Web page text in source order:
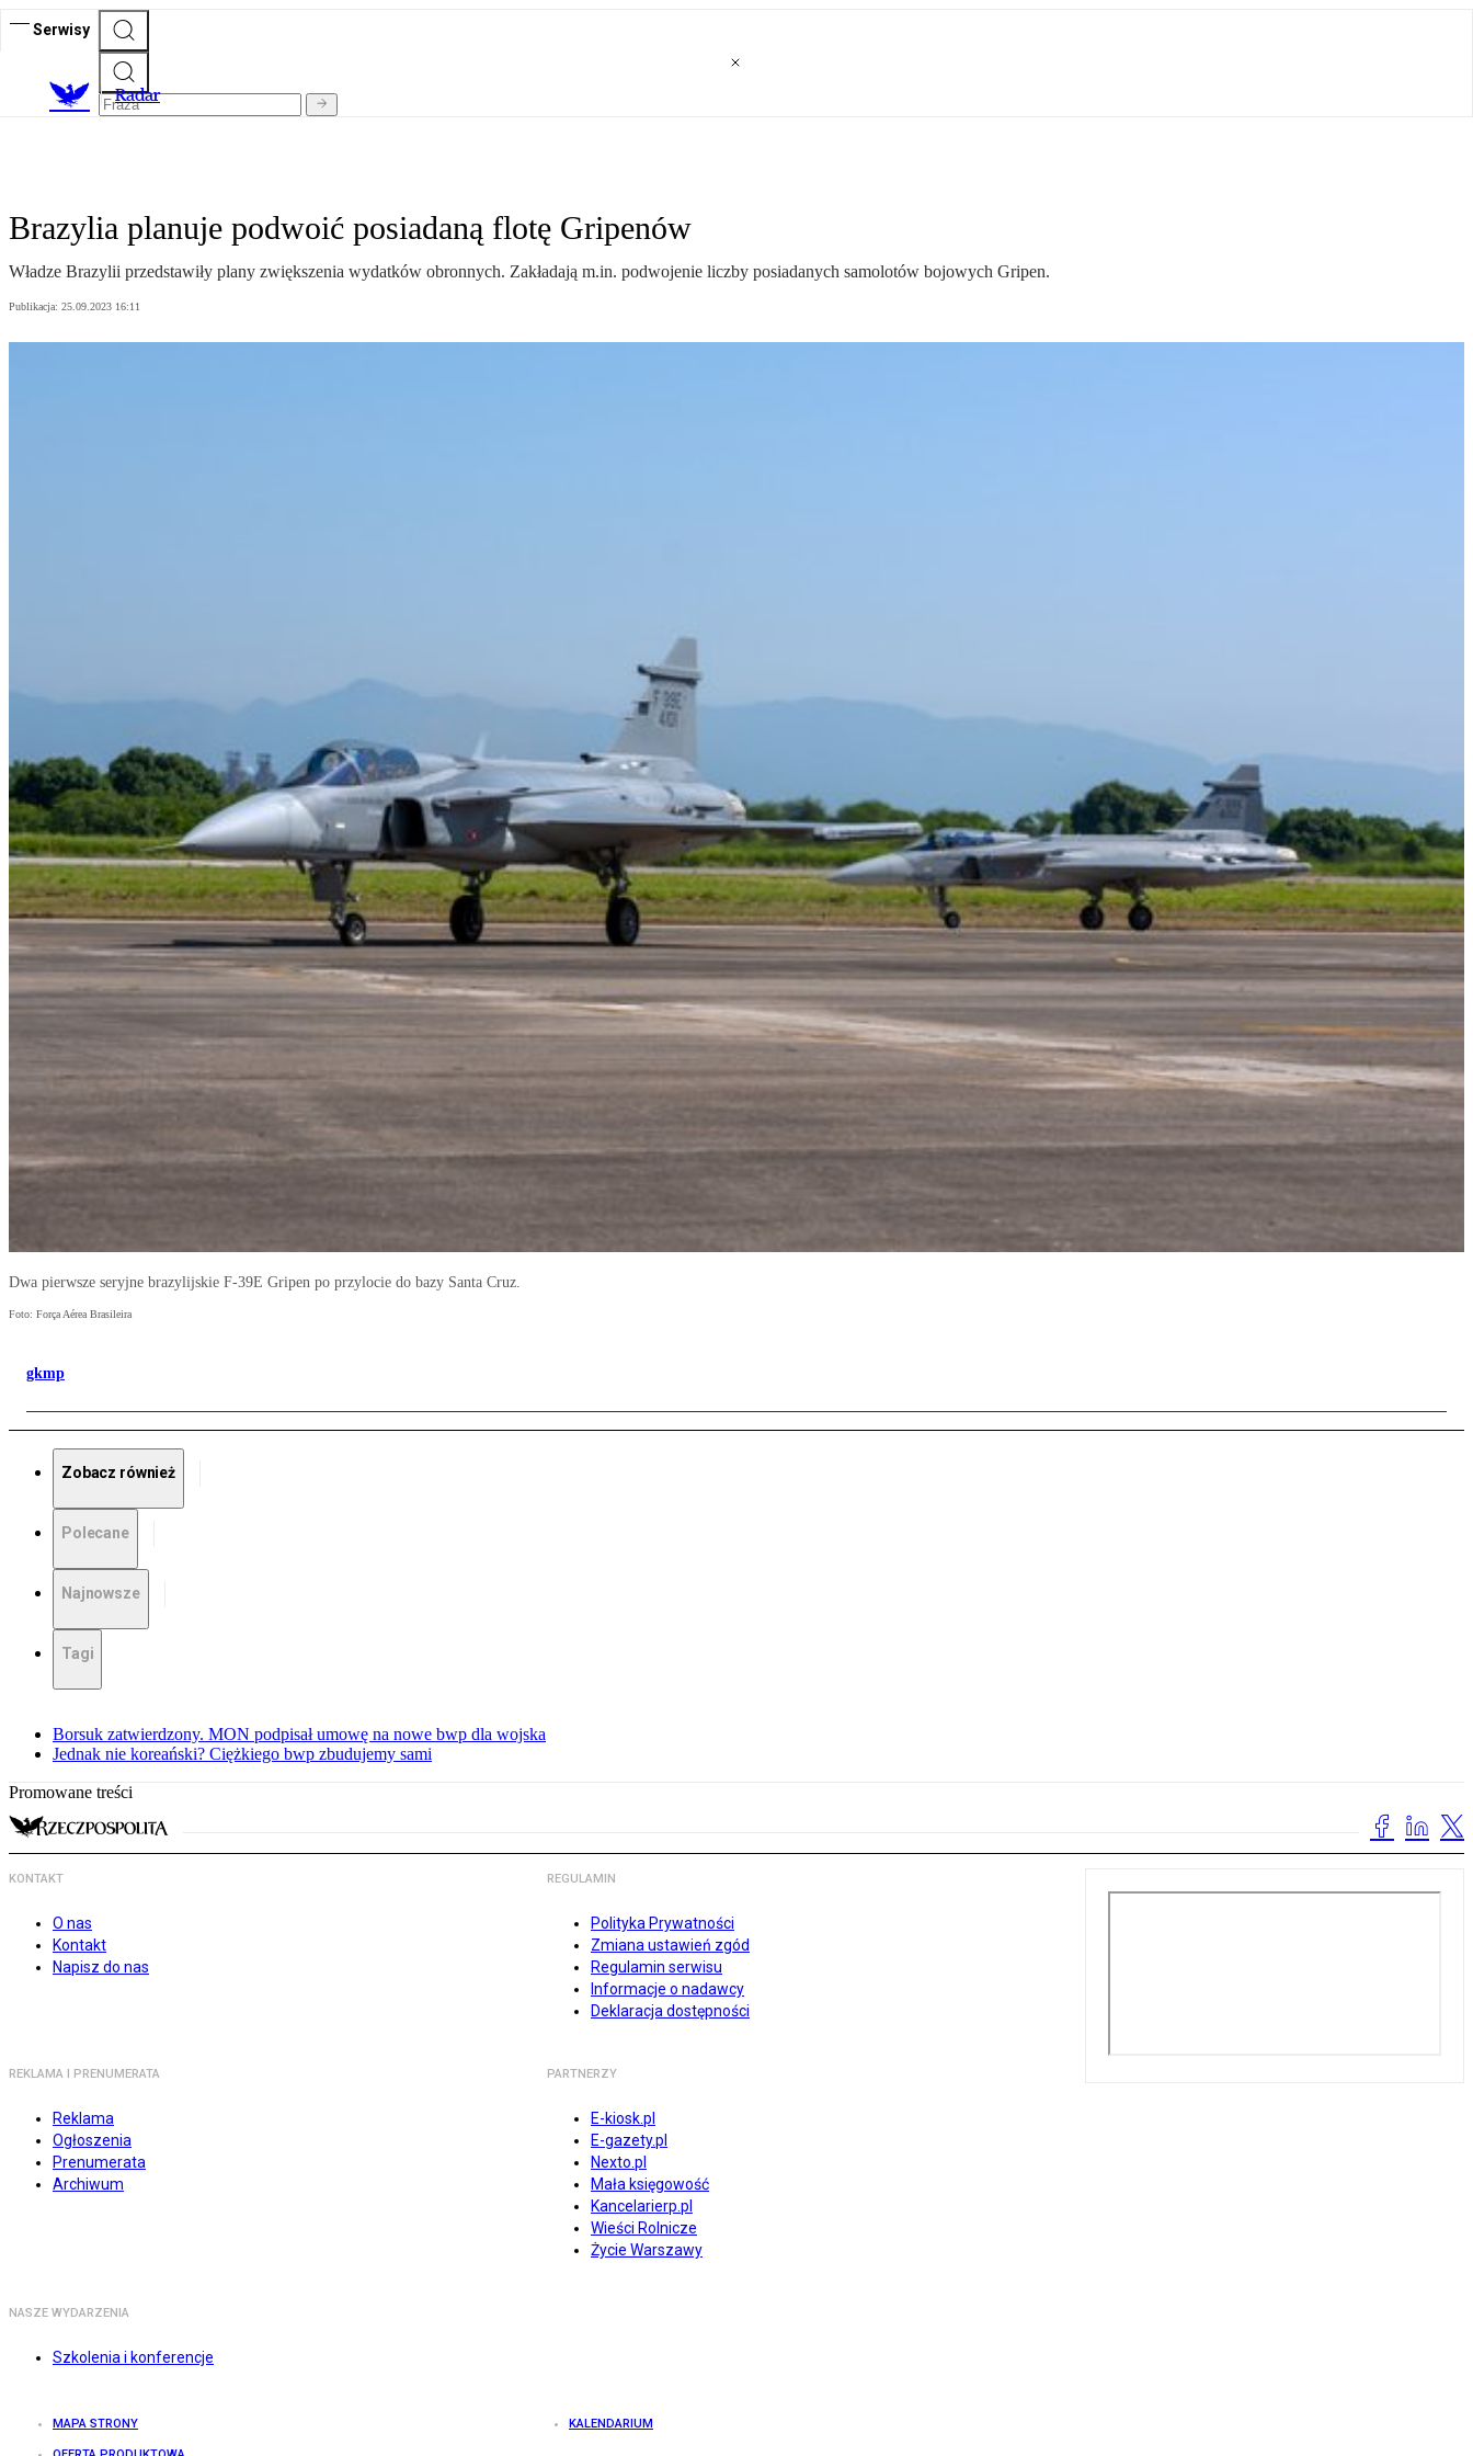
Serwisy
Radar
Brazylia planuje podwoić posiadaną flotę Gripenów
Władze Brazylii przedstawiły plany zwiększenia wydatków obronnych. Zakładają m.in. podwojenie liczby posiadanych samolotów bojowych Gripen.
Publikacja: 25.09.2023 16:11
Dwa pierwsze seryjne brazylijskie F-39E Gripen po przylocie do bazy Santa Cruz.
Foto: Força Aérea Brasileira
gkmp
Zobacz również
Polecane
Najnowsze
Tagi
Borsuk zatwierdzony. MON podpisał umowę na nowe bwp dla wojska
Jednak nie koreański? Ciężkiego bwp zbudujemy sami
Promowane treści
KONTAKT
O nas
Kontakt
Napisz do nas
REGULAMIN
Polityka Prywatności
Zmiana ustawień zgód
Regulamin serwisu
Informacje o nadawcy
Deklaracja dostępności
REKLAMA I PRENUMERATA
Reklama
Ogłoszenia
Prenumerata
Archiwum
PARTNERZY
E-kiosk.pl
E-gazety.pl
Nexto.pl
Mała księgowość
Kancelarierp.pl
Wieści Rolnicze
Życie Warszawy
NASZE WYDARZENIA
Szkolenia i konferencje
MAPA STRONY KALENDARIUM